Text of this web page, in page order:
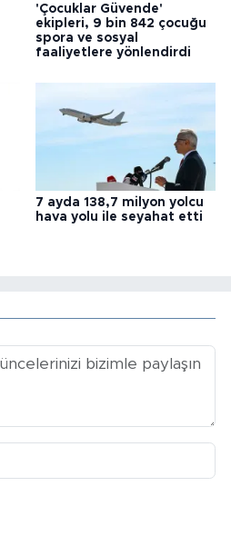
'Çocuklar Güvende'
ekipleri, 9 bin 842 çocuğu
spora ve sosyal
faaliyetlere yönlendirdi
7 ayda 138,7 milyon yolcu
hava yolu ile seyahat etti